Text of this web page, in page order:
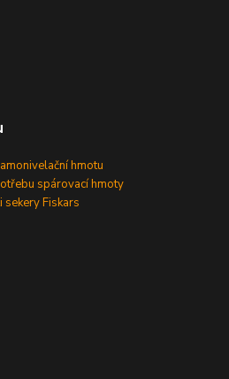
hmotu
spárovací hmoty
Fiskars